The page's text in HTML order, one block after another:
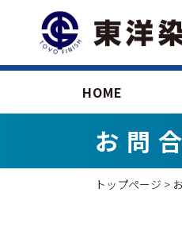
HOME
お問
トップページ >